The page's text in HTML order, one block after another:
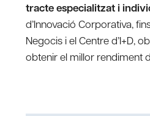
tracte especialitzat i
d’Innovació Corporativa,
Negocis i el Centre d’I+D,
obtenir el millor rendiment